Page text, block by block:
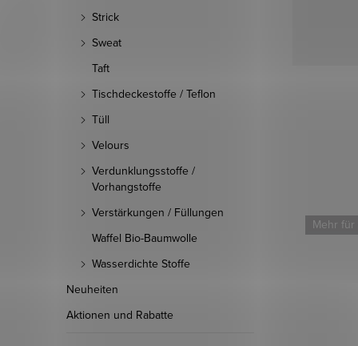
Strick
Sweat
Taft
Tischdeckestoffe / Teflon
Tüll
Velours
Verdunklungsstoffe /
Vorhangstoffe
Verstärkungen / Füllungen
Waffel Bio-Baumwolle
Wasserdichte Stoffe
Neuheiten
Aktionen und Rabatte
Mehr für